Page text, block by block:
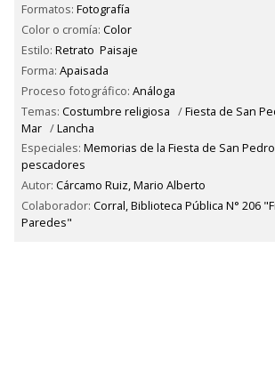
Formatos: Fotografía
Color o cromía: Color
Estilo: Retrato Paisaje
Forma: Apaisada
Proceso fotográfico: Análoga
Temas: Costumbre religiosa /Fiesta de San
Mar /Lancha
Especiales: Memorias de la Fiesta de San
pescadores
Autor: Cárcamo Ruiz, Mario Alberto
Colaborador: Corral, Biblioteca Pública N° 206
Paredes"